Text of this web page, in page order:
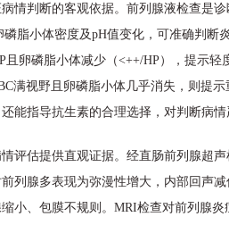
情判断的客观依据。前列腺液检查是
脂小体密度及pH值变化，可准确判断
且卵磷脂小体减少（<++/HP），提示
满视野且卵磷脂小体几乎消失，则提
能指导抗生素的合理选择，对判断病情
评估提供直观证据。经直肠前列腺超
腺多表现为弥漫性增大，内部回声
小、包膜不规则。MRI检查对前列腺